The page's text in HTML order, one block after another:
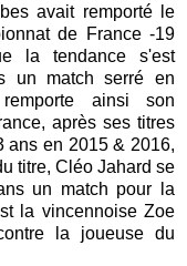
avait remporté le
de France -19
la tendance s'est
un match serré en
ainsi son
après ses titres
ans en 2015 & 2016,
titre, Cléo Jahard se
un match pour la
la vincennoise Zoe
la joueuse du